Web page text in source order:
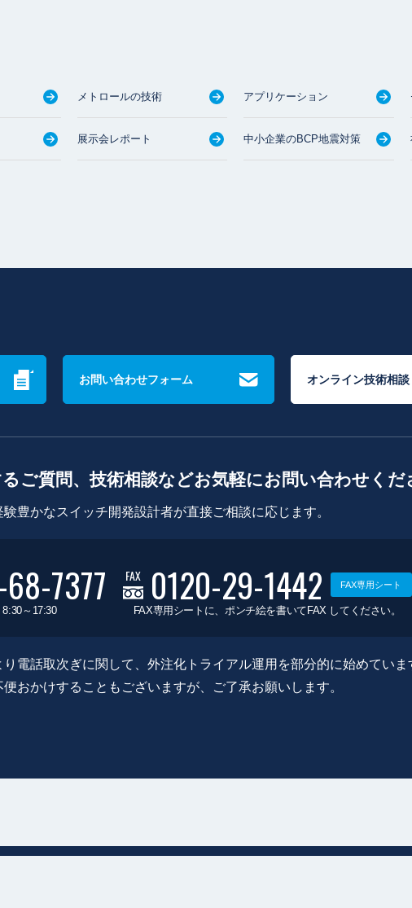
メトロールの技術 アプリケーション
展示会レポート 中小企業のBCP地震対策
お問い合わせフォーム オンライン技術相談
ご質問、技術相談などお気軽にお問い合わせくだ
験豊かなスイッチ開発設計者が直接ご相談に応じます。
7377
～17:30
FAX 0120-29-1442 FAX専用シート
FAX専用シートに、ポンチ絵を書いてFAX してください。
電話取次ぎに関して、外注化トライアル運用を部分的に始めていま
便おかけすることもございますが、ご了承お願いします。